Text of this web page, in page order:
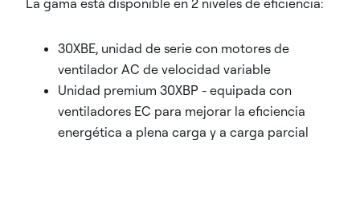
La gama está disponible en 2 niveles de eficiencia:
30XBE, unidad de serie con motores de
ventilador AC de velocidad variable
Unidad premium 30XBP - equipada con
ventiladores EC para mejorar la eficiencia
energética a plena carga y a carga parcial